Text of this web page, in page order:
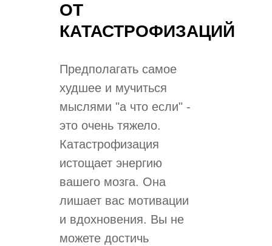
ОТ
КАТАСТРОФИЗАЦИЙ
Предполагать самое
худшее и мучиться
мыслями "а что если" -
это очень тяжело.
Катастрофизация
истощает энергию
вашего мозга. Она
лишает вас мотивации
и вдохновения. Вы не
можете достичь